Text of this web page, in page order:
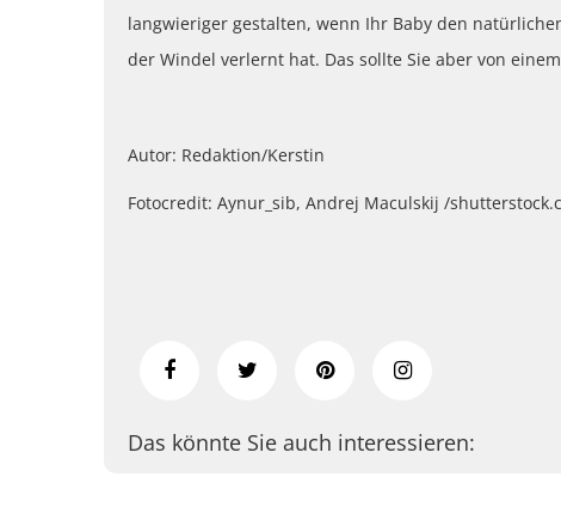
langwieriger gestalten, wenn Ihr Baby den
der Windel verlernt hat. Das sollte Sie aber von
Autor: Redaktion/Kerstin
Fotocredit: Aynur_sib, Andrej Maculskij /
Das könnte Sie auch interessieren: